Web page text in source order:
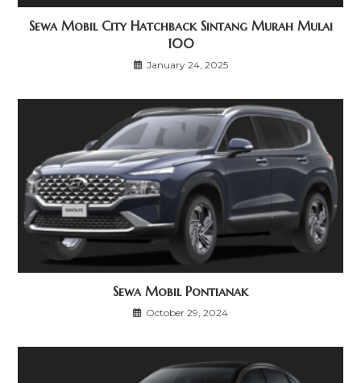
Sewa Mobil City Hatchback Sintang Murah Mulai
100
January 24, 2025
Sewa Mobil Pontianak
October 29, 2024